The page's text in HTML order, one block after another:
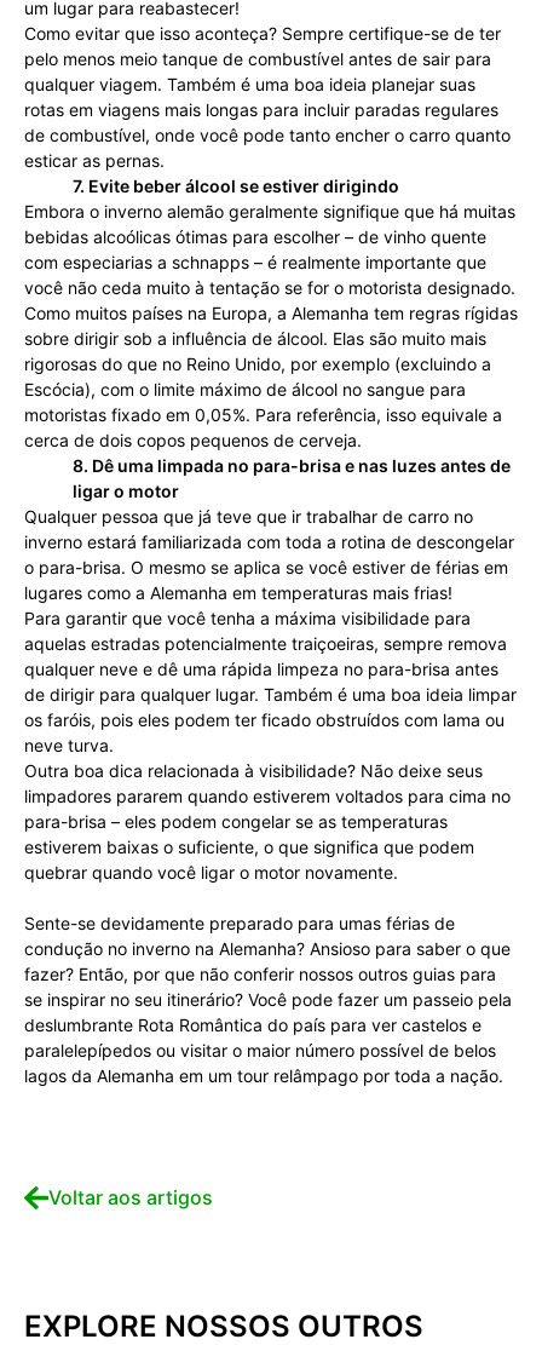
um lugar para reabastecer!
Como evitar que isso aconteça? Sempre certifique-se de ter
pelo menos meio tanque de combustível antes de sair para
qualquer viagem. Também é uma boa ideia planejar suas
rotas em viagens mais longas para incluir paradas regulares
de combustível, onde você pode tanto encher o carro quanto
esticar as pernas.
7. Evite beber álcool se estiver dirigindo
Embora o inverno alemão geralmente signifique que há muitas
bebidas alcoólicas ótimas para escolher – de vinho quente
com especiarias a schnapps – é realmente importante que
você não ceda muito à tentação se for o motorista designado.
Como muitos países na Europa, a Alemanha tem regras rígidas
sobre dirigir sob a influência de álcool. Elas são muito mais
rigorosas do que no Reino Unido, por exemplo (excluindo a
Escócia), com o limite máximo de álcool no sangue para
motoristas fixado em 0,05%. Para referência, isso equivale a
cerca de dois copos pequenos de cerveja.
8. Dê uma limpada no para-brisa e nas luzes antes de
ligar o motor
Qualquer pessoa que já teve que ir trabalhar de carro no
inverno estará familiarizada com toda a rotina de descongelar
o para-brisa. O mesmo se aplica se você estiver de férias em
lugares como a Alemanha em temperaturas mais frias!
Para garantir que você tenha a máxima visibilidade para
aquelas estradas potencialmente traiçoeiras, sempre remova
qualquer neve e dê uma rápida limpeza no para-brisa antes
de dirigir para qualquer lugar. Também é uma boa ideia limpar
os faróis, pois eles podem ter ficado obstruídos com lama ou
neve turva.
Outra boa dica relacionada à visibilidade? Não deixe seus
limpadores pararem quando estiverem voltados para cima no
para-brisa – eles podem congelar se as temperaturas
estiverem baixas o suficiente, o que significa que podem
quebrar quando você ligar o motor novamente.
Sente-se devidamente preparado para umas férias de
condução no inverno na Alemanha? Ansioso para saber o que
fazer? Então, por que não conferir nossos outros guias para
se inspirar no seu itinerário? Você pode fazer um passeio pela
deslumbrante Rota Romântica do país para ver castelos e
paralelepípedos ou visitar o maior número possível de belos
lagos da Alemanha em um tour relâmpago por toda a nação.
Voltar aos artigos
EXPLORE NOSSOS OUTROS